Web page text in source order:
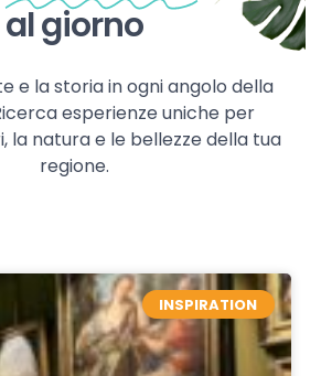
al giorno
e la storia in ogni angolo della
esperienze uniche per
la natura e le bellezze della tua
regione.
INSPIRATION